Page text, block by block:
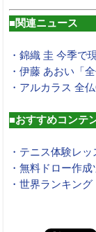
■関連ニュース
・錦織 圭 今季で
・伊藤 あおい「
・アルカラス 全
■おすすめコンテ
・テニス体験レ
・無料ドロー作成
・世界ランキング